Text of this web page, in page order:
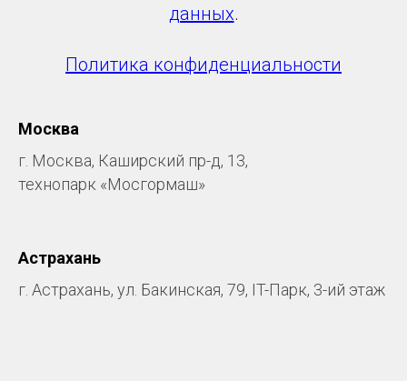
данных.
Политика конфиденциальности
Москва
г. Москва, Каширский пр-д, 13,
технопарк «Мосгормаш»
Астрахань
г. Астрахань, ул. Бакинская, 79, IT-Парк, 3-ий этаж